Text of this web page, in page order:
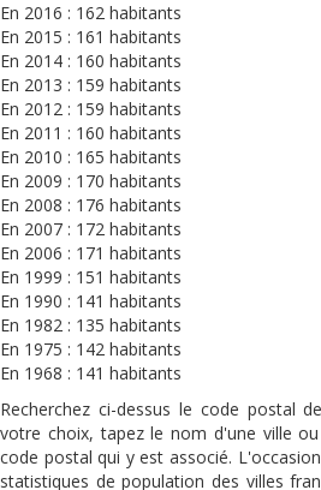
En 2016 : 162 habitants
En 2015 : 161 habitants
En 2014 : 160 habitants
En 2013 : 159 habitants
En 2012 : 159 habitants
En 2011 : 160 habitants
En 2010 : 165 habitants
En 2009 : 170 habitants
En 2008 : 176 habitants
En 2007 : 172 habitants
En 2006 : 171 habitants
En 1999 : 151 habitants
En 1990 : 141 habitants
En 1982 : 135 habitants
En 1975 : 142 habitants
En 1968 : 141 habitants
Recherchez ci-dessus le code postal
votre choix, tapez le nom d'une ville
code postal qui y est associé.
statistiques de population des villes